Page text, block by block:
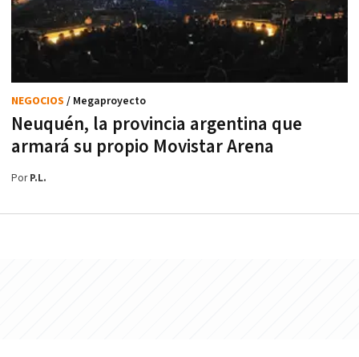
Neuquén, la provincia argentina que
armará su propio Movistar Arena
NEGOCIOS / Megaproyecto
PorP.L.